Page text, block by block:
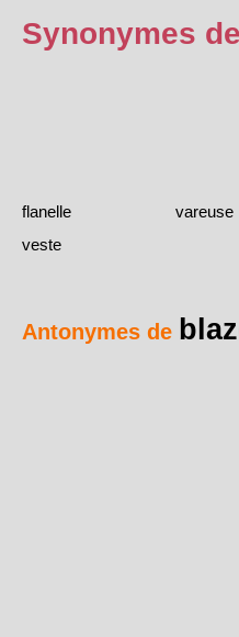
Synonymes de
flanelle
vareuse
veste
Antonymes de